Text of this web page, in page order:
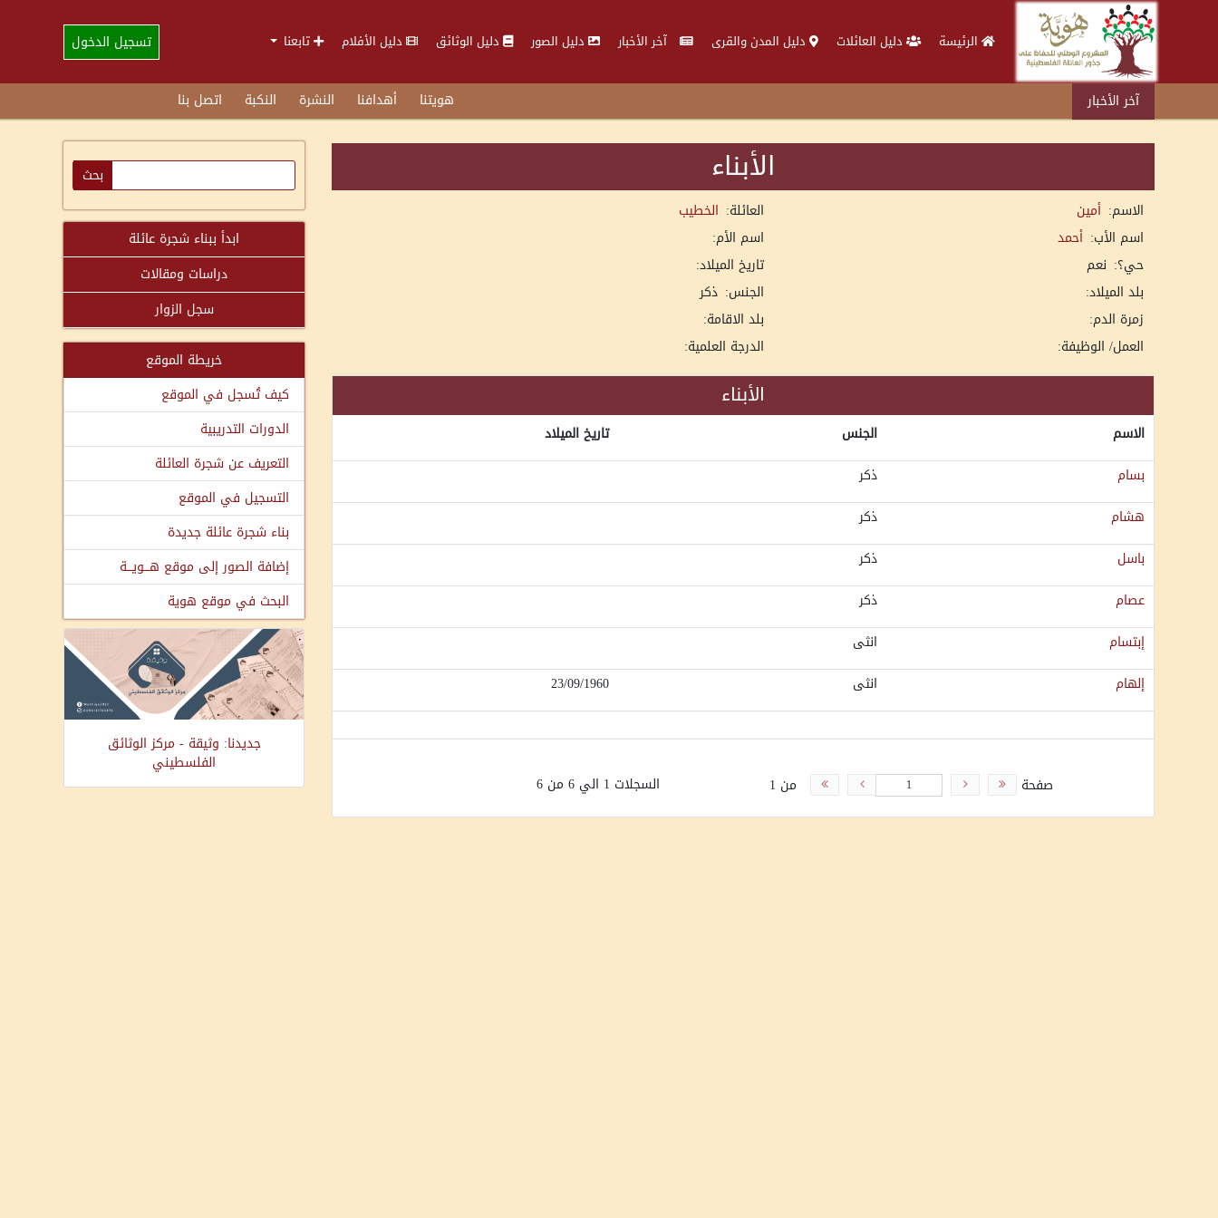
الرئيسة دليل العائلات دليل المدن والقرى آخر الأخبار دليل الصور دليل الوثائق دليل الأفلام تابعنا تسجيل الدخول
آخر الأخبار هويتنا أهدافنا النشرة النكبة اتصل بنا
الأبناء
الاسم: أمين العائلة: الخطيب
اسم الأب: أحمد
اسم الأم:
حي؟: نعم
تاريخ الميلاد:
بلد الميلاد:
الجنس: ذكر
زمرة الدم:
بلد الاقامة:
العمل/ الوظيفة:
الدرجة العلمية:
الأبناء
الاسم الجنس
تاريخ الميلاد
بسام
ذكر
هشام
ذكر
باسل
ذكر
عصام
ذكر
إبتسام
انثى
إلهام
انثى 23/09/1960
صفحة من 1 السجلات 1 الي 6 من 6
ابدأ ببناء شجرة عائلة
دراسات ومقالات
سجل الزوار
خريطة الموقع
كيف تُسجل في الموقع
الدورات التدريبية
التعريف عن شجرة العائلة
التسجيل في الموقع
بناء شجرة عائلة جديدة
إضافة الصور إلى موقع هـــويـــة
البحث في موقع هوية
جديدنا: وثيقة - مركز الوثائق
الفلسطيني